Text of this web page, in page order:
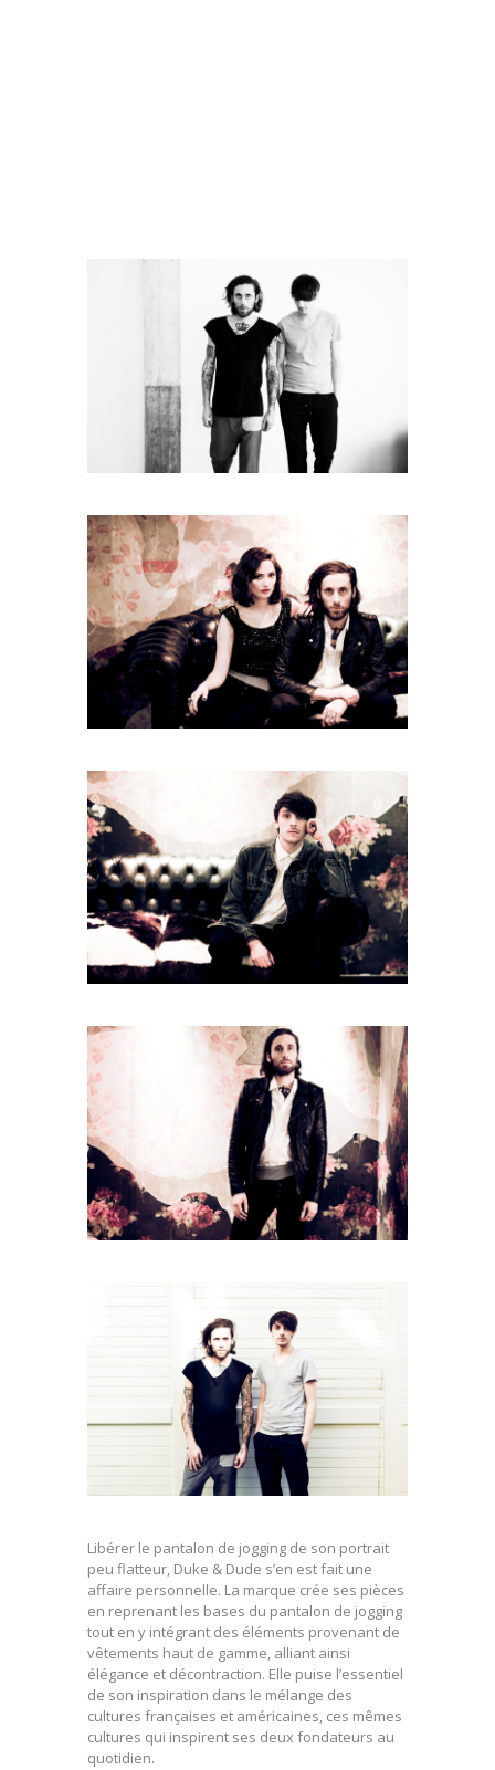
Libérer le pantalon de jogging de son portrait
peu flatteur, Duke & Dude s’en est fait une
affaire personnelle. La marque crée ses pièces
en reprenant les bases du pantalon de jogging
tout en y intégrant des éléments provenant de
vêtements haut de gamme, alliant ainsi
élégance et décontraction. Elle puise l’essentiel
de son inspiration dans le mélange des
cultures françaises et américaines, ces mêmes
cultures qui inspirent ses deux fondateurs au
quotidien.